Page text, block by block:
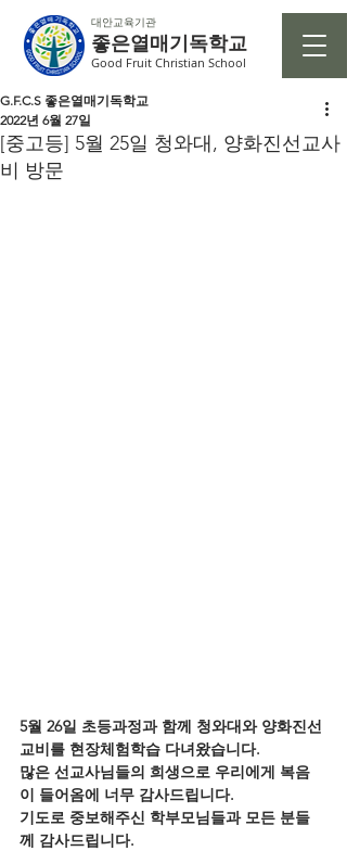
대안교육기관
좋은열매기독학교
Good Fruit Christian School
[중고등] 5월 25일 청와대, 양화진선교사
비 방문
G.F.C.S 좋은열매기독학교
2022년 6월 27일
5월 26일 초등과정과 함께 청와대와 양화진선
교비를 현장체험학습 다녀왔습니다.
많은 선교사님들의 희생으로 우리에게 복음
이 들어옴에 너무 감사드립니다.
기도로 중보해주신 학부모님들과 모든 분들
께 감사드립니다.